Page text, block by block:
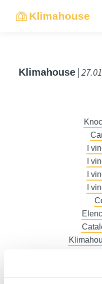
Klimahouse
Klimahouse |
I
I
I
I